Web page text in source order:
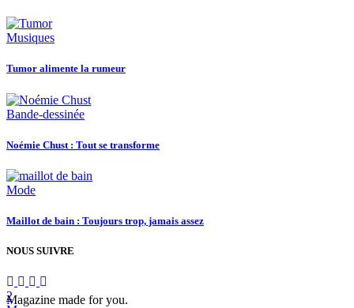
Musiques
Tumor alimente la rumeur
Bande-dessinée
Noémie Chust : Tout se transforme
Mode
Maillot de bain : Toujours trop, jamais assez
NOUS SUIVRE
Magazine made for you.